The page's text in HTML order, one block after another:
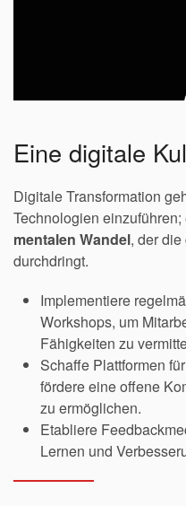
Eine digitale
Digitale Transformation
Technologien
mentalen Wandel, der
durchdringt.
Implementiere
Workshops, um
Fähigkeiten zu
Schaffe Plattformen
fördere eine offene
zu ermöglichen.
Etabliere
Lernen und